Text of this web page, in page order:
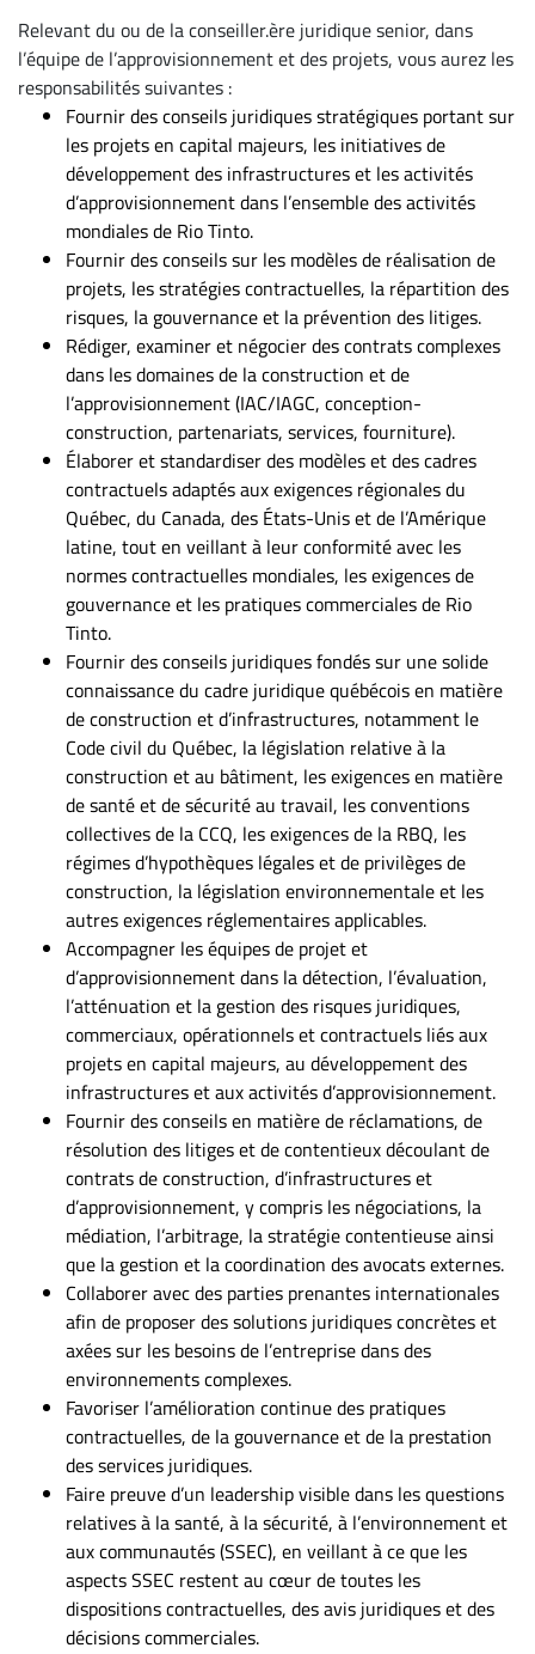
S’abonner
FAQ
Politique de
confidentialité
Relevant du ou de la conseiller.ère juridique senior, dans
l’équipe de l’approvisionnement et des projets, vous aurez les
responsabilités suivantes :
Fournir des conseils juridiques stratégiques portant sur
les projets en capital majeurs, les initiatives de
développement des infrastructures et les activités
d’approvisionnement dans l’ensemble des activités
mondiales de Rio Tinto.
Fournir des conseils sur les modèles de réalisation de
projets, les stratégies contractuelles, la répartition des
risques, la gouvernance et la prévention des litiges.
Rédiger, examiner et négocier des contrats complexes
dans les domaines de la construction et de
l’approvisionnement (IAC/IAGC, conception-
construction, partenariats, services, fourniture).
Élaborer et standardiser des modèles et des cadres
contractuels adaptés aux exigences régionales du
Québec, du Canada, des États-Unis et de l’Amérique
latine, tout en veillant à leur conformité avec les
normes contractuelles mondiales, les exigences de
gouvernance et les pratiques commerciales de Rio
Tinto.
Fournir des conseils juridiques fondés sur une solide
connaissance du cadre juridique québécois en matière
de construction et d’infrastructures, notamment le
Code civil du Québec, la législation relative à la
construction et au bâtiment, les exigences en matière
de santé et de sécurité au travail, les conventions
collectives de la CCQ, les exigences de la RBQ, les
régimes d’hypothèques légales et de privilèges de
construction, la législation environnementale et les
autres exigences réglementaires applicables.
Accompagner les équipes de projet et
d’approvisionnement dans la détection, l’évaluation,
l’atténuation et la gestion des risques juridiques,
commerciaux, opérationnels et contractuels liés aux
projets en capital majeurs, au développement des
infrastructures et aux activités d’approvisionnement.
Fournir des conseils en matière de réclamations, de
résolution des litiges et de contentieux découlant de
contrats de construction, d’infrastructures et
d’approvisionnement, y compris les négociations, la
médiation, l’arbitrage, la stratégie contentieuse ainsi
que la gestion et la coordination des avocats externes.
Collaborer avec des parties prenantes internationales
afin de proposer des solutions juridiques concrètes et
axées sur les besoins de l’entreprise dans des
environnements complexes.
Favoriser l’amélioration continue des pratiques
contractuelles, de la gouvernance et de la prestation
des services juridiques.
Faire preuve d’un leadership visible dans les questions
relatives à la santé, à la sécurité, à l’environnement et
aux communautés (SSEC), en veillant à ce que les
aspects SSEC restent au cœur de toutes les
dispositions contractuelles, des avis juridiques et des
décisions commerciales.